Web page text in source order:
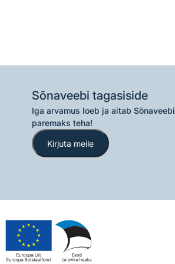
Sõnaveebi tagasiside
Iga arvamus loeb ja aitab Sõnaveebi
paremaks teha!
Kirjuta meile